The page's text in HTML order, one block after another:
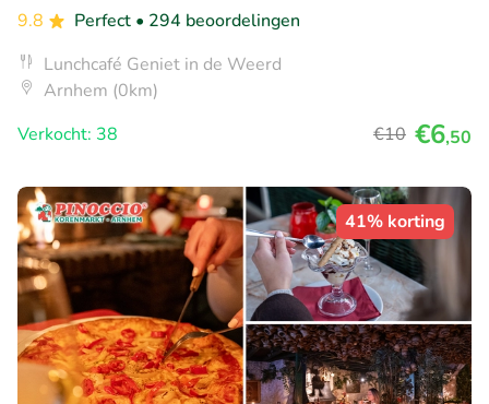
9.8
Perfect • 294 beoordelingen
Lunchcafé Geniet in de Weerd
Arnhem (0km)
Verkocht: 38
€10 €6,50
41% korting